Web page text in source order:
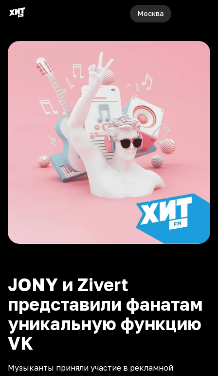
Москва
JONY и Zivert
представили фанатам
уникальную функцию
VK
Музыканты приняли участие в рекламной